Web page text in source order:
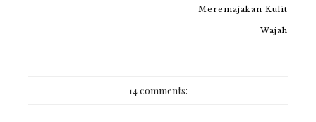
Meremajakan Kulit
Wajah
14 comments: